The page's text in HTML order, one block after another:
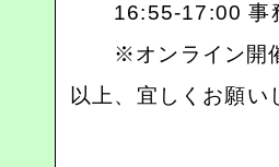
16:55-17:00 事
※オンライン開
以上、宜しくお願い